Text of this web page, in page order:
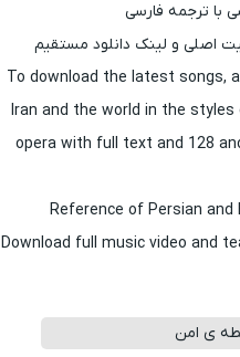
با ترجمه فارسی
اصلی و لینک دانلود مستقیم
To download the latest songs,
Iran and the world in the styles
opera with full text and 128
Reference of Persian
Download full music video and
ی امن